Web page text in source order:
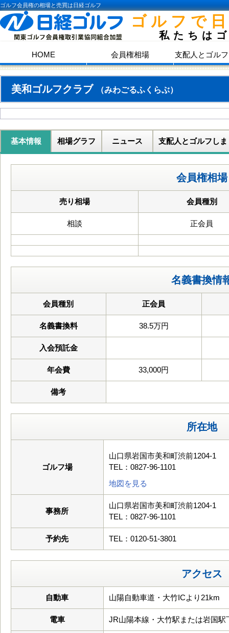
ゴルフ会員権の相場と売買は日経ゴルフ
ゴルフで
私たちは
HOME 会員権相場 支配人とゴル
美和ゴルフクラブ （みわごるふくらぶ）
基本情報 相場グラフ ニュース 支配人とゴルフしま
会員権相場
売り相場 会員種別
相談 正会員
名義書換情
会員種別 正会員
名義書換料 38.5万円
入会預託金
年会費 33,000円
備考
所在地
ゴルフ場
山口県岩国市美和町渋前1204-1
TEL：0827-96-1101
地図を見る
事務所
山口県岩国市美和町渋前1204-1
TEL：0827-96-1101
予約先 TEL：0120-51-3801
アクセス
自動車 山陽自動車道・大竹ICより21km
電車 JR山陽本線・大竹駅または岩国